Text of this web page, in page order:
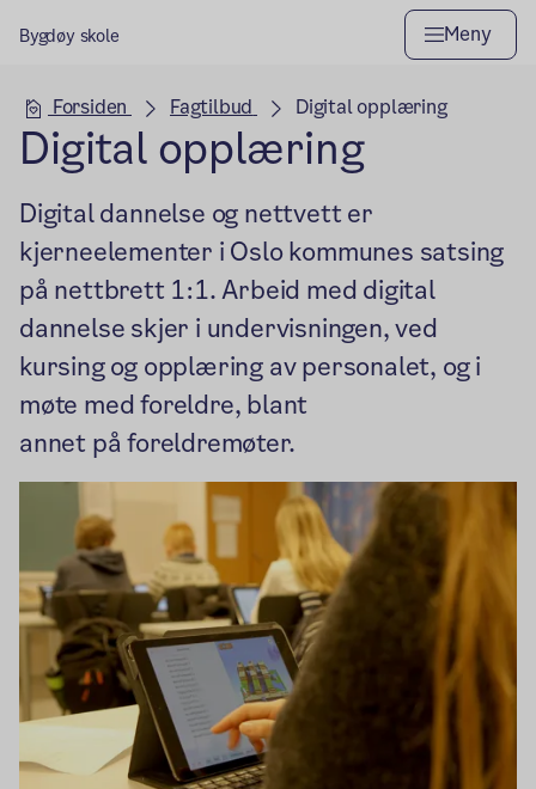
Bygdøy skole Meny
Hovedseksjon
Forsiden Fagtilbud Digital opplæring
Digital opplæring
Digital dannelse og nettvett er
kjerneelementer i Oslo kommunes satsing
på nettbrett 1:1. Arbeid med digital
dannelse skjer i undervisningen, ved
kursing og opplæring av personalet, og i
møte med foreldre, blant
annet på foreldremøter.